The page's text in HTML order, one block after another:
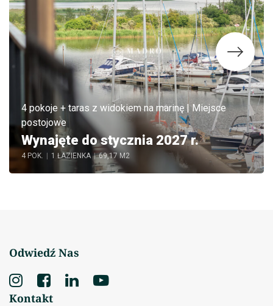
4 pokoje + taras z widokiem na marinę | Miejsce
postojowe
Wynajęte do stycznia 2027 r.
4 POK. 1 ŁAZIENKA | 69,17 M2
Odwiedź Nas
Kontakt